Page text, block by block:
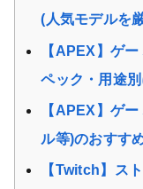
(人気モデルを
【APEX】ゲ
ペック・用途
【APEX】ゲ
ル等)のおすす
【Twitch】ス